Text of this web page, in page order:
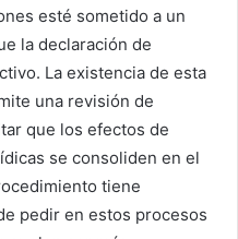
esté sometido a un
la declaración de
La existencia de esta
una revisión de
que los efectos de
se consoliden en el
tiene
pedir en estos procesos